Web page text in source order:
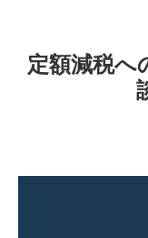
定額減税へ